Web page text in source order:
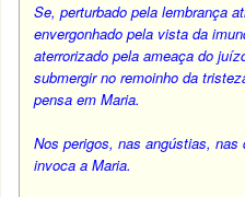
Se, perturbado pela lembrança
envergonhado pela vista da
aterrorizado pela ameaça do
submergir no remoinho da
pensa em Maria.
Nos perigos, nas angústias, nas
invoca a Maria.